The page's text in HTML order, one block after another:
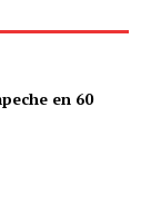
en 60